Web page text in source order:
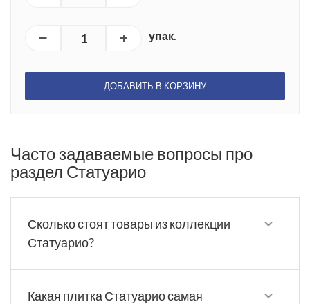
упак.
ДОБАВИТЬ В КОРЗИНУ
Часто задаваемые вопросы про
раздел Статуарио
Сколько стоят товары из коллекции
Статуарио?
Какая плитка Статуарио самая